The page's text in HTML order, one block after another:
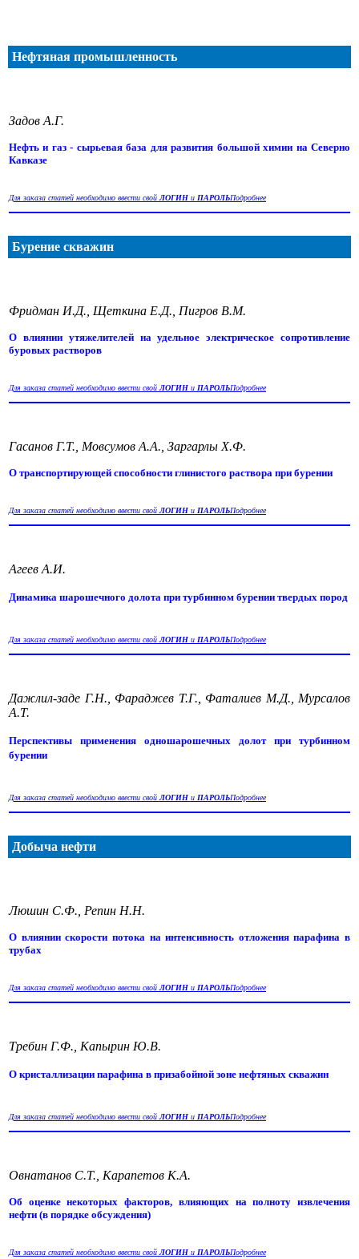
Нефтяная промышленность
Задов А.Г.
Нефть и газ - сырьевая база для развития большой химии на Северно
Кавказе
Для заказа статей необходимо ввести свойЛОГИН и ПАРОЛЬПодробнее
Бурение скважин
Фридман И.Д., Щеткина Е.Д., Пигров В.М.
О влиянии утяжелителей на удельное электрическое сопротивление
буровых растворов
Для заказа статей необходимо ввести свойЛОГИН и ПАРОЛЬПодробнее
Гасанов Г.Т., Мовсумов А.А., Заргарлы Х.Ф.
О транспортирующей способности глинистого раствора при бурении
Для заказа статей необходимо ввести свойЛОГИН и ПАРОЛЬПодробнее
Агеев А.И.
Динамика шарошечного долота при турбинном бурении твердых пород
Для заказа статей необходимо ввести свойЛОГИН и ПАРОЛЬПодробнее
Дажлил-заде Г.Н., Фараджев Т.Г., Фаталиев М.Д., Мурсалов
А.Т.
Перспективы применения одношарошечных долот при турбинном
бурении
Для заказа статей необходимо ввести свойЛОГИН и ПАРОЛЬПодробнее
Добыча нефти
Люшин С.Ф., Репин Н.Н.
О влиянии скорости потока на интенсивность отложения парафина в
трубах
Для заказа статей необходимо ввести свойЛОГИН и ПАРОЛЬПодробнее
Требин Г.Ф., Капырин Ю.В.
О кристаллизации парафина в призабойной зоне нефтяных скважин
Для заказа статей необходимо ввести свойЛОГИН и ПАРОЛЬПодробнее
Овнатанов С.Т., Карапетов К.А.
Об оценке некоторых факторов, влияющих на полноту извлечения
нефти (в порядке обсуждения)
Для заказа статей необходимо ввести свойЛОГИН и ПАРОЛЬПодробнее